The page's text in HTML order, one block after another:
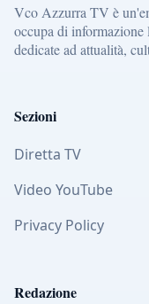
Vco Azzurra TV è
occupa di
dedicate ad attualità,
Sezioni
Diretta TV
Video YouTube
Privacy Policy
Redazione